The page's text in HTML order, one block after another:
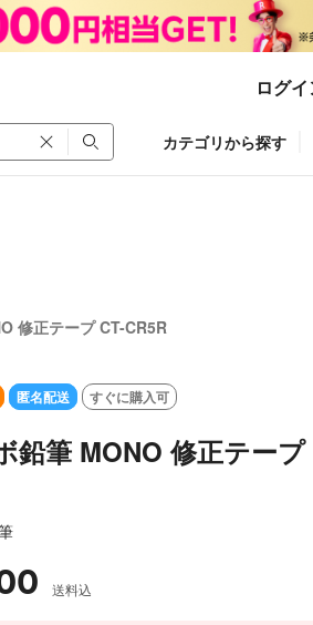
ログ
カテゴリから探す
修正テープ CT-CR5R
匿名配送 すぐに購入可
鉛筆 MONO 修正テープ
送料込